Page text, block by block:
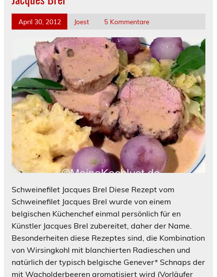
April 30, 2012 Joest 5 Kommentare
Schweinefilet Jacques Brel Diese Rezept vom
Schweinefilet Jacques Brel wurde von einem
belgischen Küchenchef einmal persönlich für en
Künstler Jacques Brel zubereitet, daher der Name.
Besonderheiten diese Rezeptes sind, die Kombination
von Wirsingkohl mit blanchierten Radieschen und
natürlich der typisch belgische Genever* Schnaps der
mit Wacholderbeeren aromatisiert wird (Vorläufer